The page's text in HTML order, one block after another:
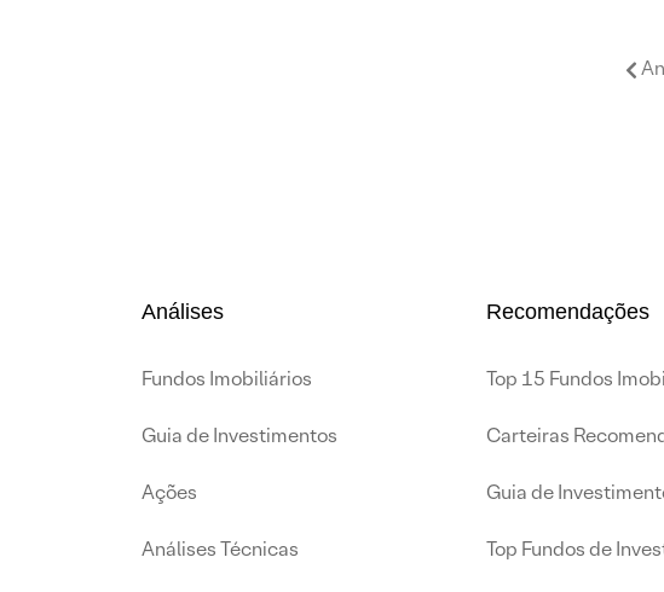
Análises
Fundos Imobiliários
Guia de Investimentos
Ações
Análises Técnicas
Recomendações
Top 15 Fundos
Carteiras
Guia de
Top Fundos de